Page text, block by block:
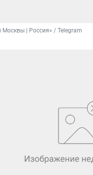
Москвы | Россия» / Telegram